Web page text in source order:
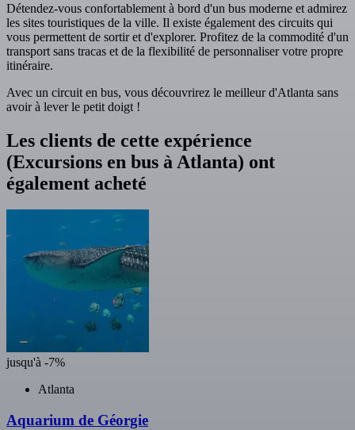
Détendez-vous confortablement à bord d'un bus moderne et admirez
les sites touristiques de la ville. Il existe également des circuits qui
vous permettent de sortir et d'explorer. Profitez de la commodité d'un
transport sans tracas et de la flexibilité de personnaliser votre propre
itinéraire.
Avec un circuit en bus, vous découvrirez le meilleur d'Atlanta sans
avoir à lever le petit doigt !
Les clients de cette expérience
(Excursions en bus à Atlanta) ont
également acheté
jusqu'à -7%
Atlanta
Aquarium de Géorgie